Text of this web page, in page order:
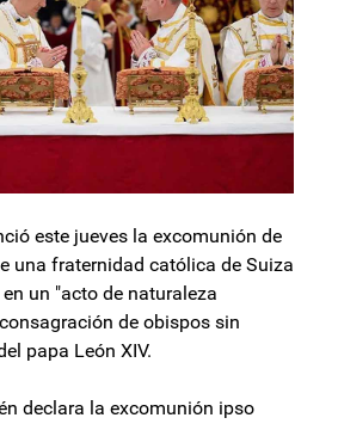
este jueves la excomunión de
una fraternidad católica de Suiza
un "acto de naturaleza
de obispos sin
papa León XIV.
declara la excomunión ipso